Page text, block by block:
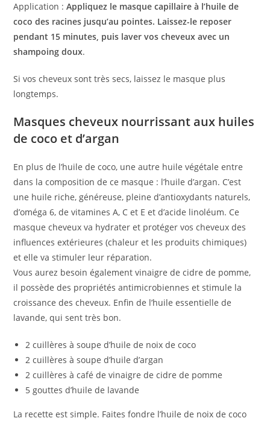
Application :Appliquez le masque capillaire à l’huile de
coco des racines jusqu’au pointes. Laissez-le reposer
pendant 15 minutes, puis laver vos cheveux avec un
shampoing doux.
Si vos cheveux sont très secs, laissez le masque plus
longtemps.
Masques cheveux nourrissant aux huiles
de coco et d’argan
En plus de l’huile de coco, une autre huile végétale entre
dans la composition de ce masque : l’huile d’argan. C’est
une huile riche, généreuse, pleine d’antioxydants naturels,
d’oméga 6, de vitamines A, C et E et d’acide linoléum. Ce
masque cheveux va hydrater et protéger vos cheveux des
influences extérieures (chaleur et les produits chimiques)
et elle va stimuler leur réparation.
Vous aurez besoin également vinaigre de cidre de pomme,
il possède des propriétés antimicrobiennes et stimule la
croissance des cheveux. Enfin de l’huile essentielle de
lavande, qui sent très bon.
2 cuillères à soupe d’huile de noix de coco
2 cuillères à soupe d’huile d’argan
2 cuillères à café de vinaigre de cidre de pomme
5 gouttes d’huile de lavande
La recette est simple. Faites fondre l’huile de noix de coco